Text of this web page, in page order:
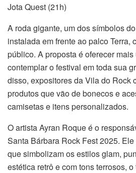
Jota Quest (21h)
A roda gigante, um dos símbolos
instalada em frente ao palco Terra,
público. A proposta é oferecer
contemplar o festival em toda sua
disso, expositores da Vila do Rock
produtos que vão de bonecos e
camisetas e itens personalizados.
O artista Ayran Roque é o
Santa Bárbara Rock Fest 2025.
que simbolizam os estilos glam,
estética retrô e com tons terrosos,